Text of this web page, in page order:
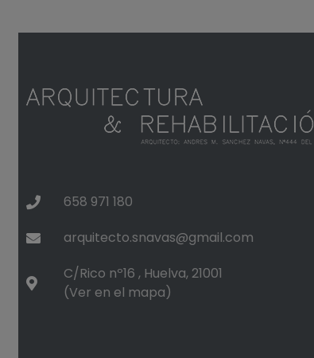
658 971 180
arquitecto.snavas@gmail.com
C/Rico nº16 , Huelva, 21001
(Ver en el mapa)